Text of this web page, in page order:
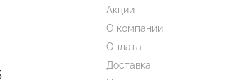
Акции
О компании
Оплата
Доставка